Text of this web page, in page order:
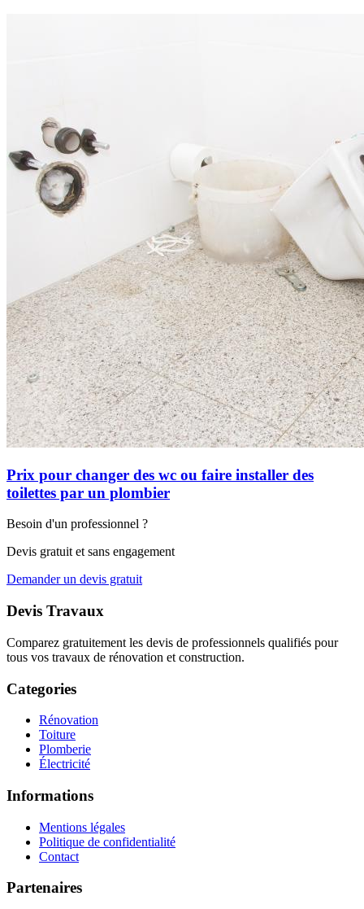
Prix pour changer des wc ou faire installer des
toilettes par un plombier
Besoin d'un professionnel ?
Devis gratuit et sans engagement
Demander un devis gratuit
Devis Travaux
Comparez gratuitement les devis de professionnels qualifiés pour
tous vos travaux de rénovation et construction.
Categories
Rénovation
Toiture
Plomberie
Électricité
Informations
Mentions légales
Politique de confidentialité
Contact
Partenaires